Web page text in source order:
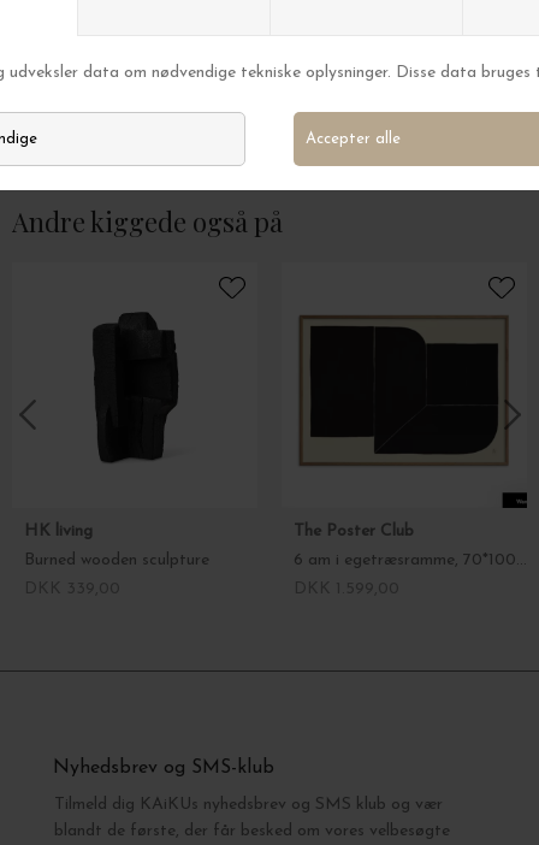
New Mags
Smørrebrødet
DKK 299,00
New Mags
Berlin - New
Andre kiggede også på
HK living
Burned wooden sculpture
The Poster Club
6 am i egetræsramme, 70*100 - Hent selv
Nyhedsbrev og SMS-klub
Tilmeld dig KAiKUs nyhedsbrev og SMS klub og vær
blandt de første, der får besked om vores velbesøgte